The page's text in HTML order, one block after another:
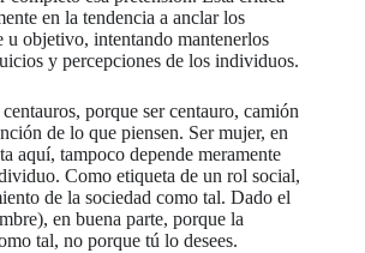
en la tendencia a anclar los
u objetivo, intentando mantenerlos
y percepciones de los individuos.
porque ser centauro, camión
de lo que piensen. Ser mujer, en
aquí, tampoco depende meramente
Como etiqueta de un rol social,
de la sociedad como tal. Dado el
en buena parte, porque la
tal, no porque tú lo desees.